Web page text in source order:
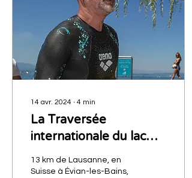
14 avr. 2024 ∙ 4 min
La Traversée
internationale du lac
Léman à la nage
13 km de Lausanne, en
Suisse à Évian-les-Bains,